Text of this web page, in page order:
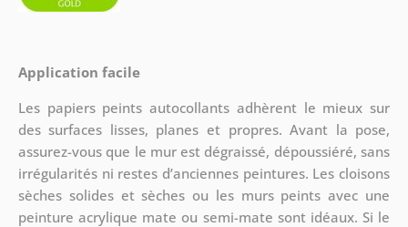
Application facile
Les papiers peints autocollants adhèrent le mieux sur
des surfaces lisses, planes et propres. Avant la pose,
assurez-vous que le mur est dégraissé, dépoussiéré, sans
irrégularités ni restes d’anciennes peintures. Les cloisons
sèches solides et sèches ou les murs peints avec une
peinture acrylique mate ou semi-mate sont idéaux. Si le